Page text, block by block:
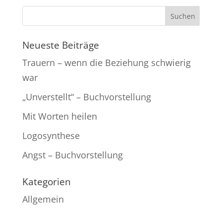
Neueste Beiträge
Trauern – wenn die Beziehung schwierig
war
„Unverstellt“ – Buchvorstellung
Mit Worten heilen
Logosynthese
Angst – Buchvorstellung
Kategorien
Allgemein